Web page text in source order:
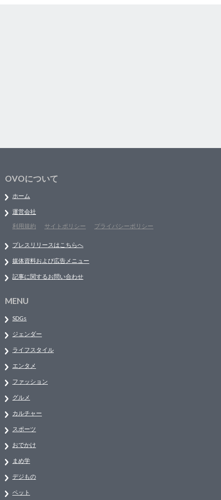
OVOについて
ホーム
運営会社
利用規約
サイトポリシー プライバシーポリシー
プレスリリースはこちらへ
媒体資料および広告メニュー
記事に関するお問い合わせ
MENU
SDGs
ジェンダー
ライフスタイル
エンタメ
ファッション
グルメ
カルチャー
スポーツ
おでかけ
まめ学
デジもの
ペット